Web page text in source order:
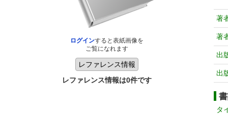
ログインすると表紙画像を
ご覧になれます
レファレンス情報は0件です
著
著
出
出
タ